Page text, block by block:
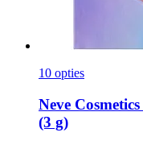
10 opties
Neve Cosmetics
(3 g)